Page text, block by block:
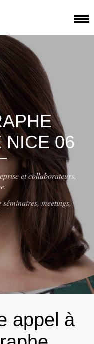
NICE 06
et collaborateurs,
meetings,
appel à